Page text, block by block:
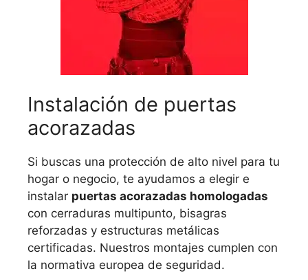
Instalación de puertas
acorazadas
Si buscas una protección de alto nivel para tu
hogar o negocio, te ayudamos a elegir e
instalar puertas acorazadas homologadas
con cerraduras multipunto, bisagras
reforzadas y estructuras metálicas
certificadas. Nuestros montajes cumplen con
la normativa europea de seguridad.